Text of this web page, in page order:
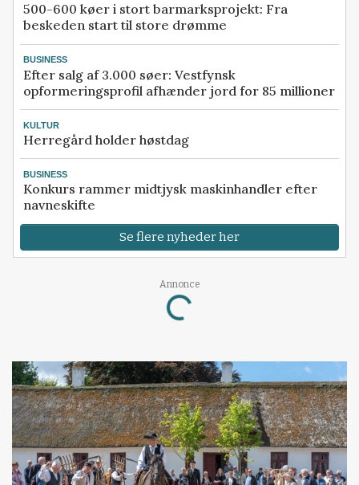
500-600 køer i stort barmarksprojekt: Fra
beskeden start til store drømme
BUSINESS
Efter salg af 3.000 søer: Vestfynsk
opformeringsprofil afhænder jord for 85 millioner
KULTUR
Herregård holder høstdag
BUSINESS
Konkurs rammer midtjysk maskinhandler efter
navneskifte
Se flere nyheder her
Annonce
Loading...